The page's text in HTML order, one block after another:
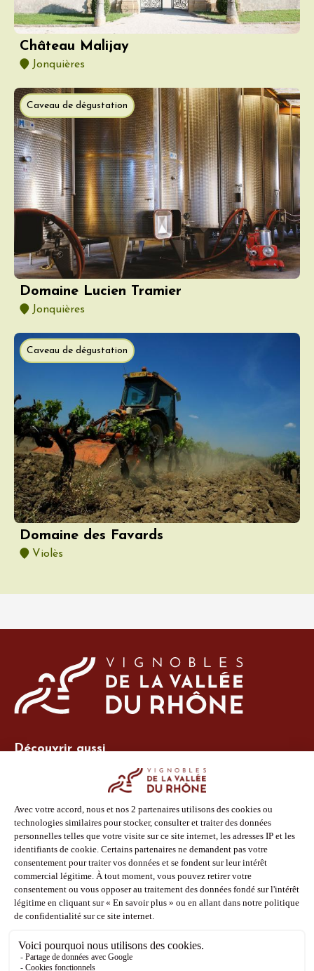
Château Malijay
Jonquières
Caveau de dégustation
Domaine Lucien Tramier
Jonquières
Caveau de dégustation
Domaine des Favards
Violès
Découvrir aussi
Espace adhérent
Espace presse
Phototèque
Suivez-nous
Facebook
Instagram
Pinterest
Youtube